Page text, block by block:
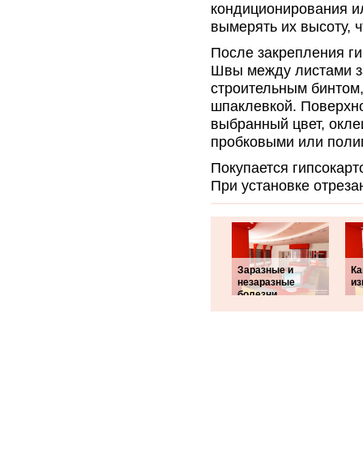
кондиционирования
вымерять их высоту,
После закрепления
Швы между листами
строительным
шпаклевкой.
выбранный цвет,
пробковыми или
Покупается
При установке
Заразные и
незаразные
болезни